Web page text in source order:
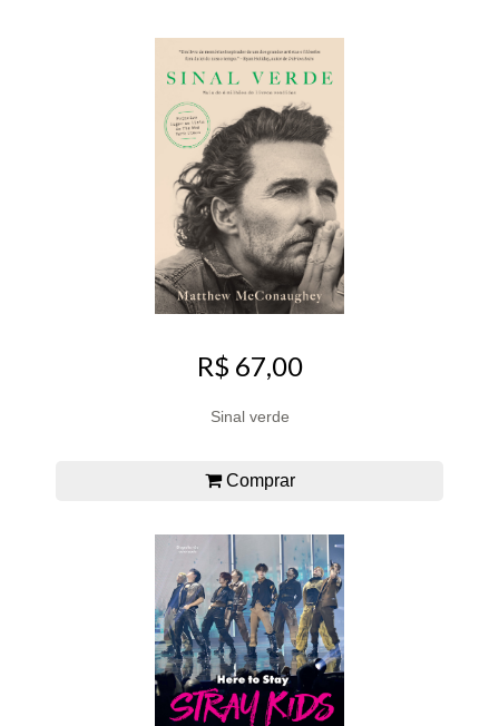
R$ 67,00
Sinal verde
Comprar